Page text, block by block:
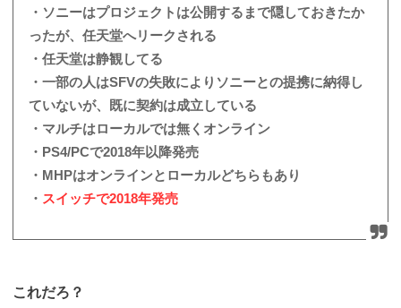
・ソニーはプロジェクトは公開するまで隠しておきたか
ったが、任天堂へリークされる
・任天堂は静観してる
・一部の人はSFVの失敗によりソニーとの提携に納得し
ていないが、既に契約は成立している
・マルチはローカルでは無くオンライン
・PS4/PCで2018年以降発売
・MHPはオンラインとローカルどちらもあり
・ スイッチで2018年発売
これだろ？